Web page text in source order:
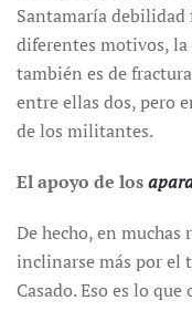
Santamaría
diferentes motivos, la
también es de
entre ellas dos, pero
de los militantes.
El apoyo de los
De hecho, en
inclinarse más por el
Casado. Eso es lo